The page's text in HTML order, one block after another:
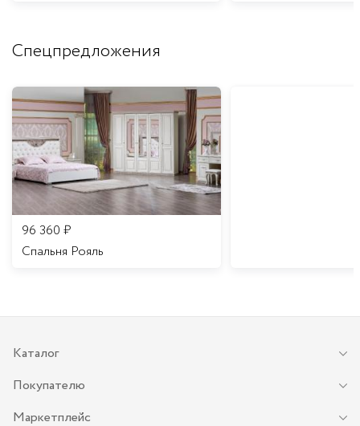
Спецпредложения
96 360 ₽
Спальня Рояль
Каталог
Покупателю
Маркетплейс